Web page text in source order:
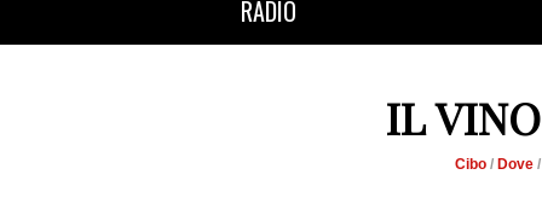
RADIO
IL
Cibo/ Dove